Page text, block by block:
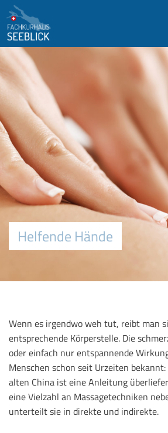
Helfende Hände
Wenn es irgendwo weh tut, reibt man
entsprechende Körperstelle. Die
oder einfach nur entspannende
Menschen schon seit Urzeiten
alten China ist eine Anleitung
eine Vielzahl an Massagetechniken
unterteilt sie in direkte und indirekte.